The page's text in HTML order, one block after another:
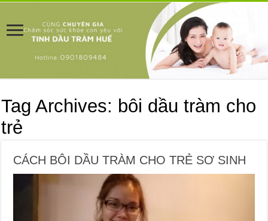
Tag Archives: bôi dầu tràm cho
trẻ
CÁCH BÔI DẦU TRÀM CHO TRẺ SƠ SINH